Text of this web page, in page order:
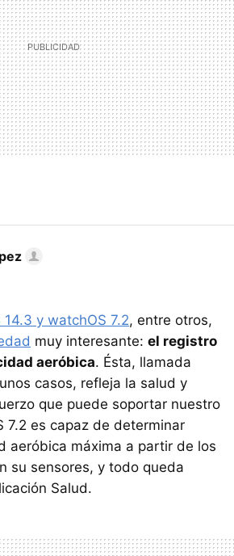
y watchOS 7.2, entre otros,
muy interesante: el registro
aeróbica. Ésta, llamada
casos, refleja la salud y
que puede soportar nuestro
7.2 es capaz de determinar
aeróbica máxima a partir de los
su sensores, y todo queda
Salud.